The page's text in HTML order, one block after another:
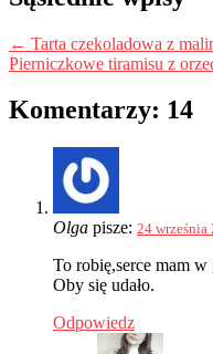
← Tarta czekoladowa z
Pierniczkowe tiramisu z
Komentarzy: 14
Olga pisze: 24 września
To robię,serce mam w
Oby się udało.
Odpowiedz